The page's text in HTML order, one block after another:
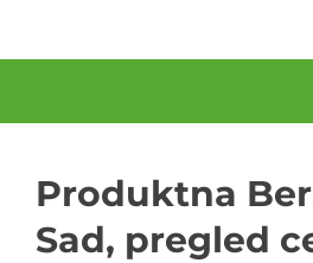
Produktna
Sad, pregled